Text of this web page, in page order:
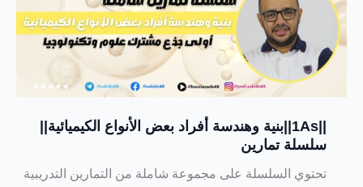
||1As||بنية وهندسة أفراد بعض الأنواع الكيميائية||
سلسلة تمارين
تحتوي السلسلة على مجموعة شاملة من التمارين التدريبية